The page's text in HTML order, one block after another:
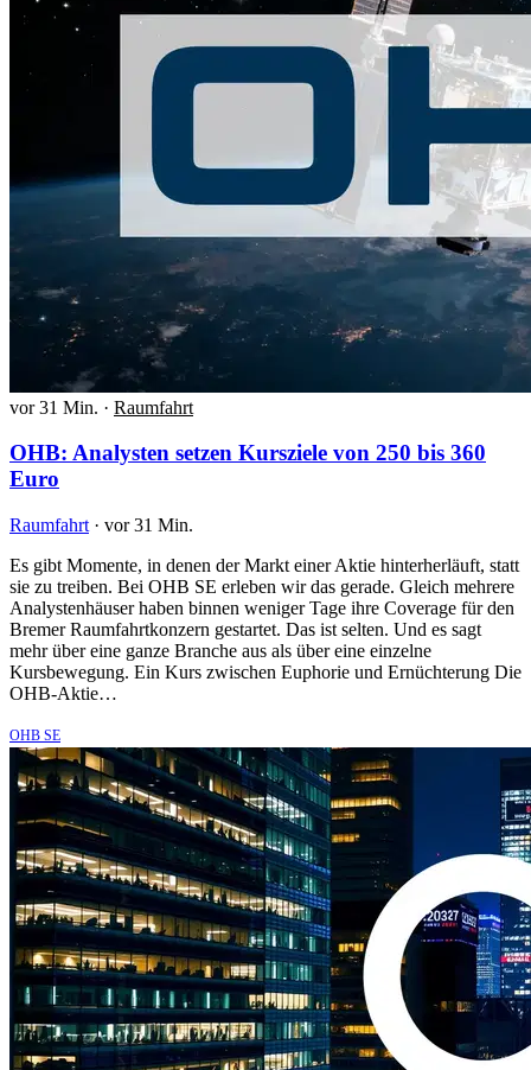
vor 31 Min. · Raumfahrt
OHB: Analysten setzen Kursziele von 250 bis 360
Euro
Raumfahrt · vor 31 Min.
Es gibt Momente, in denen der Markt einer Aktie hinterherläuft, statt
sie zu treiben. Bei OHB SE erleben wir das gerade. Gleich mehrere
Analystenhäuser haben binnen weniger Tage ihre Coverage für den
Bremer Raumfahrtkonzern gestartet. Das ist selten. Und es sagt
mehr über eine ganze Branche aus als über eine einzelne
Kursbewegung. Ein Kurs zwischen Euphorie und Ernüchterung Die
OHB-Aktie…
OHB SE